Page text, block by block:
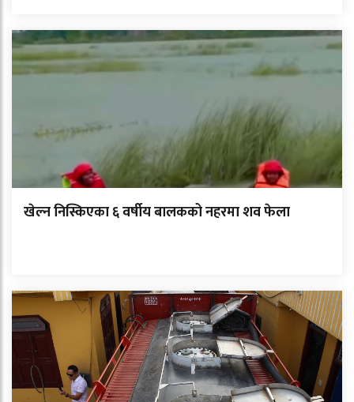
खेल्न निस्किएका ६ वर्षीय बालकको नहरमा शव फेला